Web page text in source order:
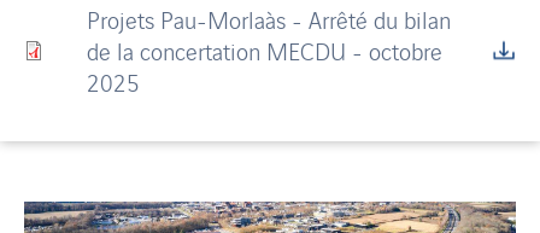
Projets Pau-Morlaàs - Arrêté du bilan
de la concertation MECDU - octobre
2025